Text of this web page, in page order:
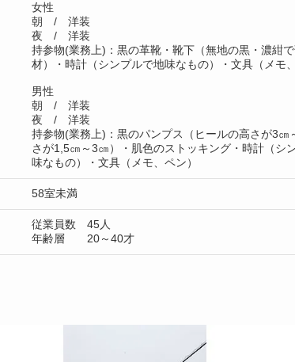
女性
朝 / 洋装
夜 / 洋装
持参物(業務上)：黒の革靴・靴下（無地の黒・濃紺
材）・時計（シンプルで地味なもの）・文具（メモ、
男性
朝 / 洋装
夜 / 洋装
持参物(業務上)：黒のパンプス（ヒールの高さが3㎝
さが1,5㎝～3㎝）・肌色のストッキング・時計（シ
味なもの）・文具（メモ、ペン）
58室未満
従業員数 45人
年齢層 20～40才